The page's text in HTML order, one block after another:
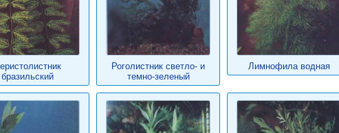
бразильский
Роголистник светло- и
темно-зеленый
Лимнофила водная